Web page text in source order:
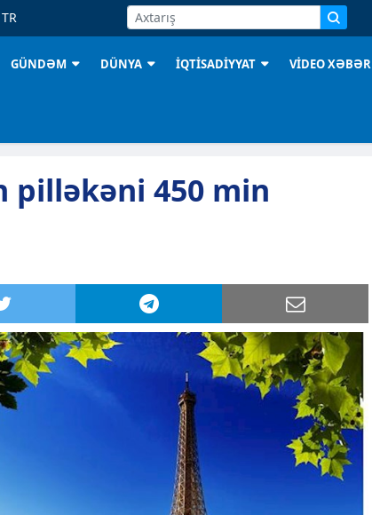
TR
GÜNDƏM DÜNYA İQTİSADİYYAT VİDEO XƏBƏR
pilləkəni 450 min